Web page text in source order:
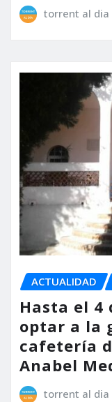
torrent al dia
ACTUALIDAD
Hasta el 4
optar a la
cafetería
Anabel
torrent al dia